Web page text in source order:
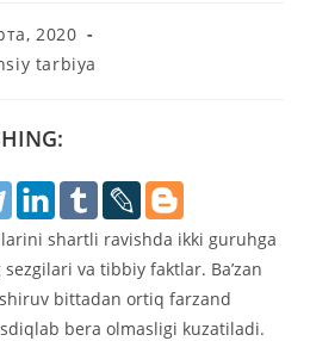
2020
tarbiya
shartli ravishda ikki guruhga
va tibbiy faktlar. Ba’zan
bittadan ortiq farzand
bera olmasligi kuzatiladi.